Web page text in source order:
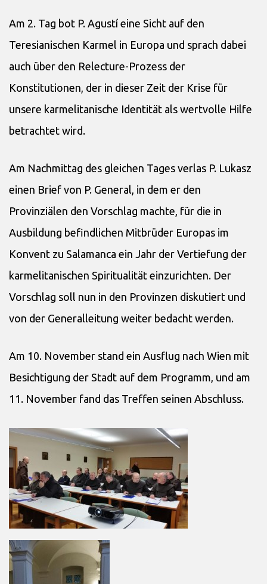
Am 2. Tag bot P. Agustí eine Sicht auf den
Teresianischen Karmel in Europa und sprach dabei
auch über den Relecture-Prozess der
Konstitutionen, der in dieser Zeit der Krise für
unsere karmelitanische Identität als wertvolle Hilfe
betrachtet wird.
Am Nachmittag des gleichen Tages verlas P. Lukasz
einen Brief von P. General, in dem er den
Provinziälen den Vorschlag machte, für die in
Ausbildung befindlichen Mitbrüder Europas im
Konvent zu Salamanca ein Jahr der Vertiefung der
karmelitanischen Spiritualität einzurichten. Der
Vorschlag soll nun in den Provinzen diskutiert und
von der Generalleitung weiter bedacht werden.
Am 10. November stand ein Ausflug nach Wien mit
Besichtigung der Stadt auf dem Programm, und am
11. November fand das Treffen seinen Abschluss.